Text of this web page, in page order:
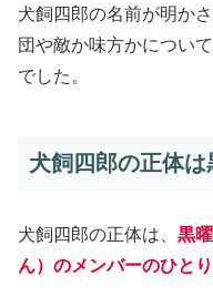
犬飼四郎の名前が明か
団や敵か味方かについ
でした。
犬飼四郎の正体は
犬飼四郎の正体は、 黒
ん）のメンバーのひとり